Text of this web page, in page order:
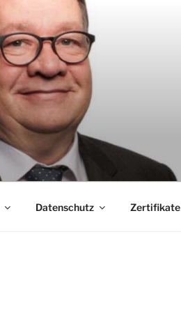
Datenschutz Zertifikate